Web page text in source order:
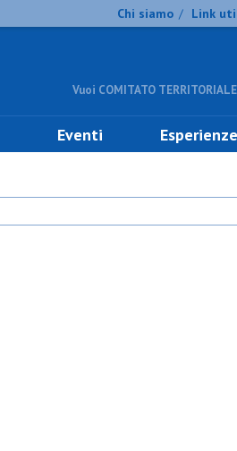
Chi siamo / Link
Vuoi COMITATO
Eventi